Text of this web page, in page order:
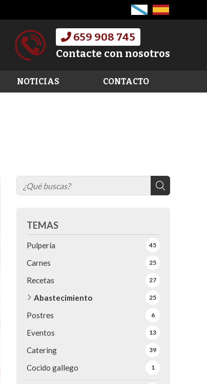
659 908 745
Contacte con nosotros
NOTICIAS CONTACTO
TEMAS
Pulpería 45
Carnes 25
Recetas 27
Abastecimiento 25
Postres 6
Eventos 13
Catering 39
Cocido gallego 1